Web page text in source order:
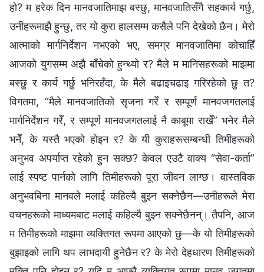
हो? म हरेक दिन मानवजातिमाझ बस्छु, मानवजातिसँगै सहकार्य गर्छु,
उनीहरूमाझै हुन्छु, तर यो कुरा हालसम्म कसैले पनि देखेको छैन। मेरो
आत्माको मार्गनिर्देशन नभएको भए, समग्र मानवजातिमा कोचाहिँ
आजको युगसम्म अझै बाँचेको हुन्थ्यो र? मैले म मानिसहरूको माझमा
बस्छु र कार्य गर्छु भनिरहँदा, के मैले बढाइचढाइ गरिरहेको छु त?
विगतमा, “मैले मानवजातिको सृजना गरेँ र सम्पूर्ण मानवजगतलाई
मार्गनिर्देशन गरेँ, र सम्पूर्ण मानवजगतलाई नै काबूमा राखेँ” भनेर मैले
भनेँ, के यस्तै भएको होइन र? के यी कुराहरूसम्बन्धी तिमीहरूको
अनुभव अपर्याप्त रहेको हुन सक्छ? केवल एउटै वाक्य “सेवा-कर्ता”
लाई स्पष्ट पार्नको लागि तिमीहरूको पूरा जीवन लाग्‍छ। वास्तविक
अनुभवबिना मानवले मलाई कहिल्यै बुझ्न सक्‍नेछैन—उनीहरूले मेरा
वचनहरूको माध्यमबाट मलाई कहिल्यै बुझ्न सक्‍नेछैनन्। तैपनि, आज
म तिमीहरूको माझमा व्यक्तिगत रूपमा आएको छु—के यो तिमीहरूको
बुझाइको लागि थप लाभदायी हुनेछैन र? के मेरो देहधारण तिमीहरूको